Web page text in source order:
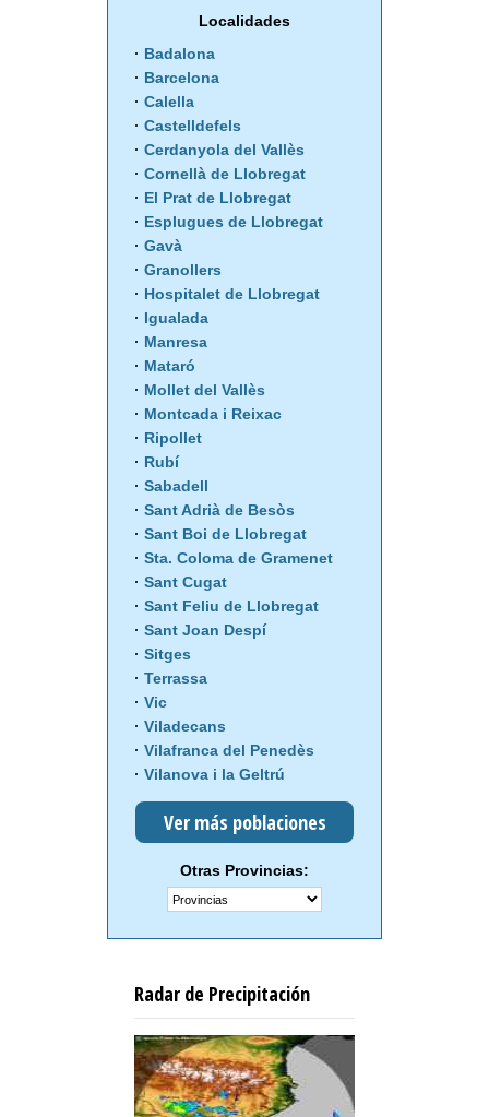
Localidades
Badalona
Barcelona
Calella
Castelldefels
Cerdanyola del Vallès
Cornellà de Llobregat
El Prat de Llobregat
Esplugues de Llobregat
Gavà
Granollers
Hospitalet de Llobregat
Igualada
Manresa
Mataró
Mollet del Vallès
Montcada i Reixac
Ripollet
Rubí
Sabadell
Sant Adrià de Besòs
Sant Boi de Llobregat
Sta. Coloma de Gramenet
Sant Cugat
Sant Feliu de Llobregat
Sant Joan Despí
Sitges
Terrassa
Vic
Viladecans
Vilafranca del Penedès
Vilanova i la Geltrú
Ver más poblaciones
Otras Provincias:
Radar de Precipitación